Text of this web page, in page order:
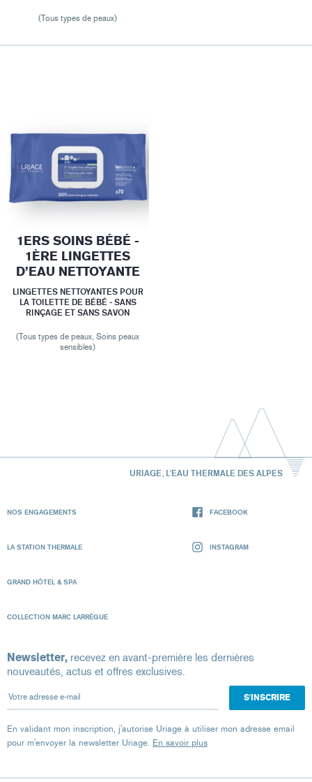
(Tous types de peaux)
1ERS SOINS BÉBÉ -
1ÈRE LINGETTES
D’EAU NETTOYANTE
LINGETTES NETTOYANTES POUR
LA TOILETTE DE BÉBÉ - SANS
RINÇAGE ET SANS SAVON
(Tous types de peaux, Soins peaux
sensibles)
URIAGE, L'EAU THERMALE DES ALPES
NOS ENGAGEMENTS
LA STATION THERMALE
GRAND HÔTEL & SPA
COLLECTION MARC LARRÈGUE
FACEBOOK
INSTAGRAM
Newsletter, recevez en avant-première les dernières
nouveautés, actus et offres exclusives.
Votre adresse e-mail
En validant mon inscription, j'autorise Uriage à utiliser mon adresse email
pour m'envoyer la newsletter Uriage. En savoir plus